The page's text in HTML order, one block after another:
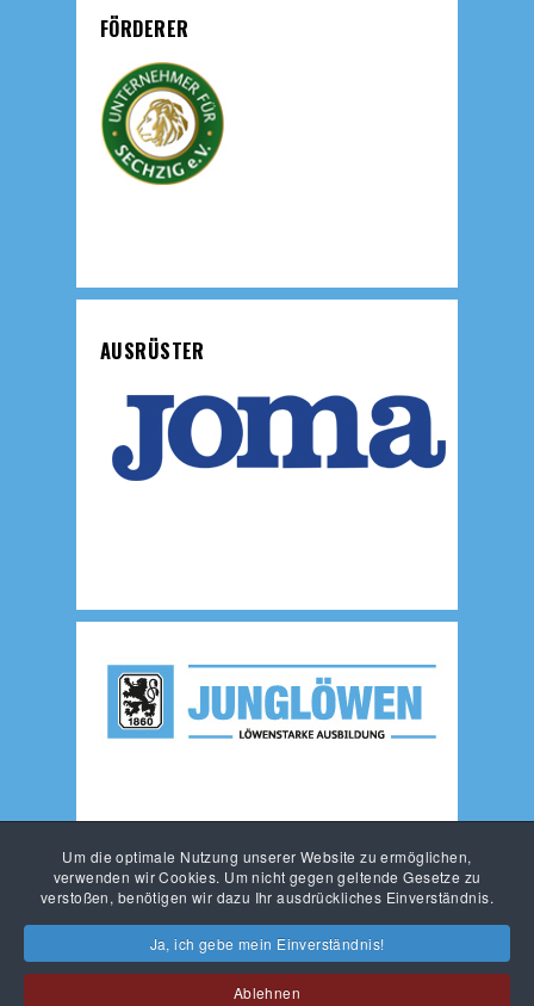
Um die optimale Nutzung unserer Website zu ermöglichen,
verwenden wir Cookies. Um nicht gegen geltende Gesetze zu
verstoßen, benötigen wir dazu Ihr ausdrückliches Einverständnis.
Ja, ich gebe mein Einverständnis!
Ablehnen
FÖRDERER
AUSRÜSTER